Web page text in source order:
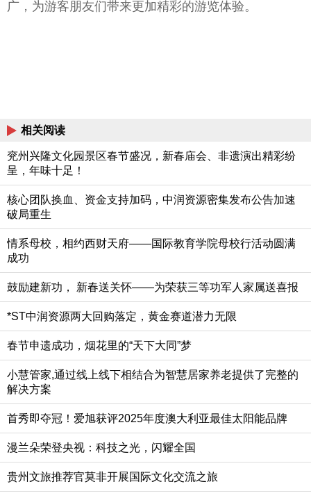
广，为游客朋友们带来更加精彩的游览体验。
相关阅读
兖州兴隆文化园景区春节盛况，新春庙会、非遗演出精彩纷
呈，年味十足！
核心团队换血、资金支持加码，中润资源密集发布公告加速
破局重生
情系母校，相约西财天府——国际教育学院母校行活动圆满
成功
鼓励建新功， 新春送关怀——为荣获三等功军人家属送喜报
*ST中润资源两大回购落定，黄金赛道潜力无限
春节申遗成功，烟花里的“天下大同”梦
小慧管家,通过线上线下相结合为智慧居家养老提供了完整的
解决方案
首秀即夺冠！爱旭获评2025年度澳大利亚最佳太阳能品牌
漫兰朵荣登央视：科技之光，闪耀全国
贵州文旅推荐官莫非开展国际文化交流之旅